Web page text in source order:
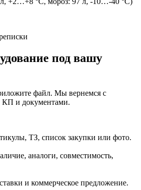
под вашу
файл. Мы вернемся с
КП и документами.
ТЗ, список закупки или фото.
аналоги, совместимость,
и коммерческое предложение.